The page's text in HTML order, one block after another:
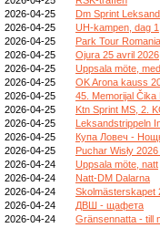
2026-04-25
Dm Sprint
2026-04-25
UH-kampen, dag 1
2026-04-25
Park Tour
2026-04-25
Ojura 25 avril 2026
2026-04-25
Uppsala möte,
2026-04-25
OK Arona kauss
2026-04-25
45. Memorijal
2026-04-25
Ktn Sprint MS, 2.
2026-04-25
Leksandstrippeln
2026-04-25
Купа Ловеч -
2026-04-25
Puchar Wisły
2026-04-24
Uppsala möte, natt
2026-04-24
Natt-DM Dalarna
2026-04-24
Skolmästerskapet
2026-04-24
ДВШ - щафета
2026-04-24
Gränsennatta - till